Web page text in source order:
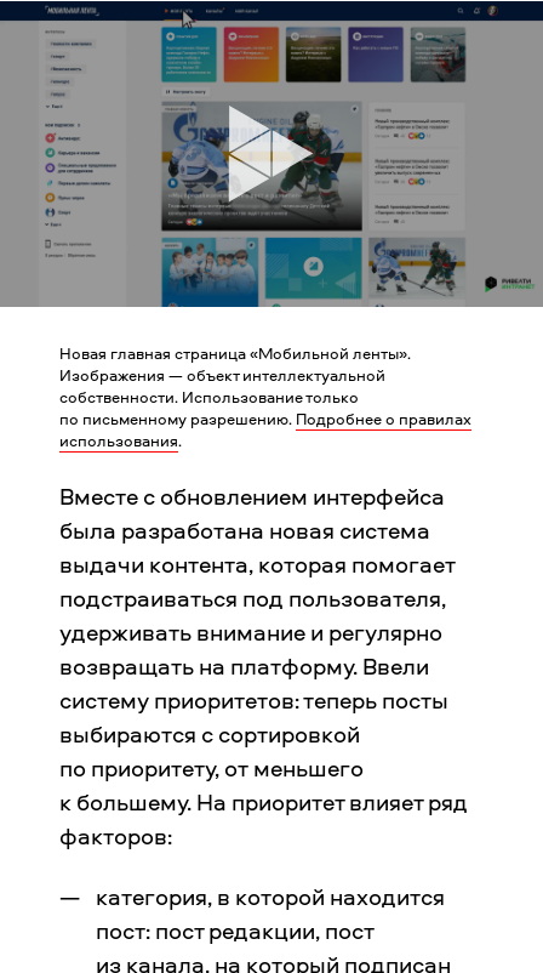
Новая главная страница «Мобильной ленты».
Изображения — объект интеллектуальной
собственности. Использование только
по письменному разрешению. Подробнее о правилах
использования.
Вместе с обновлением интерфейса
была разработана новая система
выдачи контента, которая помогает
подстраиваться под пользователя,
удерживать внимание и регулярно
возвращать на платформу. Ввели
систему приоритетов: теперь посты
выбираются с сортировкой
по приоритету, от меньшего
к большему. На приоритет влияет ряд
факторов:
категория, в которой находится
пост: пост редакции, пост
из канала, на который подписан